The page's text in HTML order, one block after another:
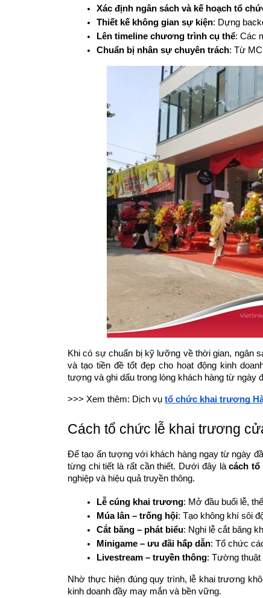
Xác định ngân sách và kế hoạch tổ
Thiết kế không gian sự kiện: Dựng
Lên timeline chương trình cụ thể: Các
Chuẩn bị nhân sự chuyên trách: Từ
Khi có sự chuẩn bị kỹ lưỡng về thời gian, ngân
và tạo tiền đề tốt đẹp cho hoạt động kinh
tượng và ghi dấu trong lòng khách hàng từ ngày
>>> Xem thêm: Dịch vụ tổ chức khai trương
Cách tổ chức lễ khai trương
Để tạo ấn tượng với khách hàng ngay từ ngày
từng chi tiết là rất cần thiết. Dưới đây làcách
nghiệp và hiệu quả truyền thông.
Lễ cúng khai trương: Mở đầu buổi lễ,
Múa lân – trống hội: Tạo không khí sôi
Cắt băng – phát biểu: Nghi lễ cắt băng
Minigame – ưu đãi hấp dẫn: Tổ chức
Livestream – truyền thông: Tường thuật
Nhờ thực hiện đúng quy trình, lễ khai trương
kinh doanh đầy may mắn và bền vững.